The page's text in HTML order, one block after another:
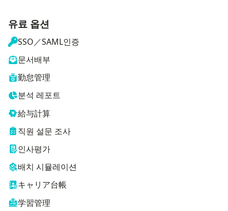
유료 옵션
SSO／SAML인증
문서배부
勤怠管理
분석 레포트
給与計算
직원 설문 조사
인사평가
배치 시뮬레이션
キャリア台帳
学習管理